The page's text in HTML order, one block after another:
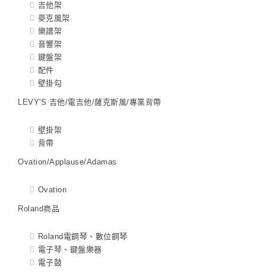
吉他架
麥克風架
樂譜架
音響架
鍵盤架
配件
壁掛勾
LEVY'S 吉他/電吉他/薩克斯風/專業背帶
壁掛架
背帶
Ovation/Applause/Adamas
Ovation
Roland商品
Roland電鋼琴、數位鋼琴
電子琴、鍵盤樂器
電子鼓